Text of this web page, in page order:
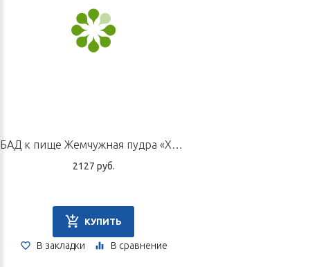
БАД к пище Жемчужная пудра «Хуанхе», 24 флакона по 300 мг
2127 руб.
КУПИТЬ
В закладки В сравнение